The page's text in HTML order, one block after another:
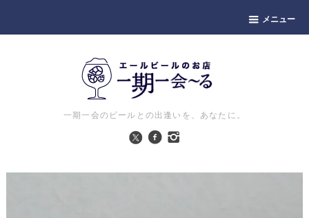
メニュー
一期一会のビールとの出逢いを、あなたに。